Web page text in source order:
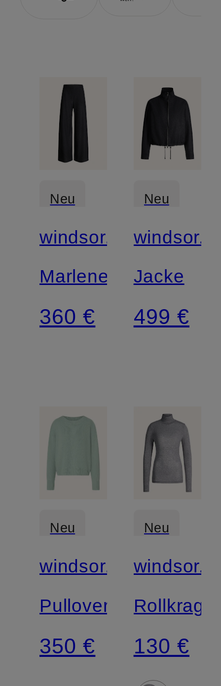
Neu
windsor.
Marlenehose
360 €
Neu
windsor.
Jacke
499 €
Neu
windsor.
Pullover
350 €
Neu
windsor.
130 €